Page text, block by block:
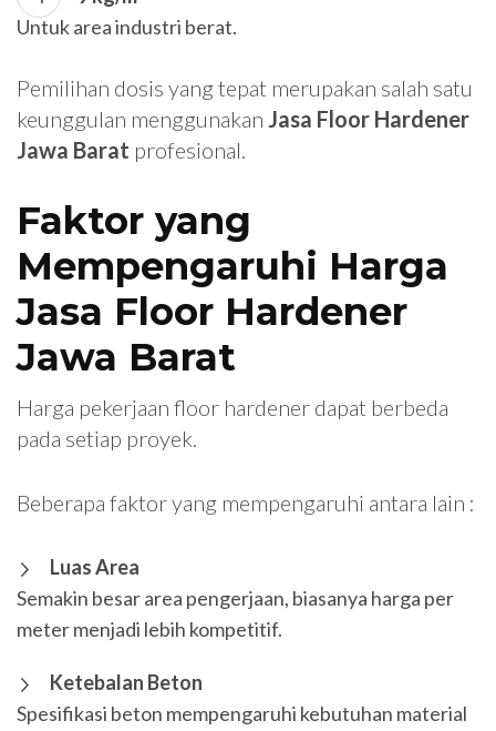
Untuk area industri berat.
Pemilihan dosis yang tepat merupakan salah satu
keunggulan menggunakan Jasa Floor Hardener
Jawa Barat profesional.
Faktor yang
Mempengaruhi Harga
Jasa Floor Hardener
Jawa Barat
Harga pekerjaan floor hardener dapat berbeda
pada setiap proyek.
Beberapa faktor yang mempengaruhi antara lain :
Luas Area
Semakin besar area pengerjaan, biasanya harga per
meter menjadi lebih kompetitif.
Ketebalan Beton
Spesifikasi beton mempengaruhi kebutuhan material